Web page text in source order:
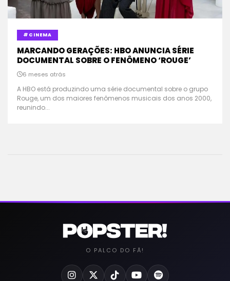
#CINEMA
MARCANDO GERAÇÕES: HBO ANUNCIA SÉRIE
DOCUMENTAL SOBRE O FENÔMENO ‘ROUGE’
6 meses atrás
A HBO está produzindo uma série documental sobre o grupo
Rouge, um dos maiores fenômenos musicais dos anos 2000,
reunindo...
O PALCO DO FÃ!